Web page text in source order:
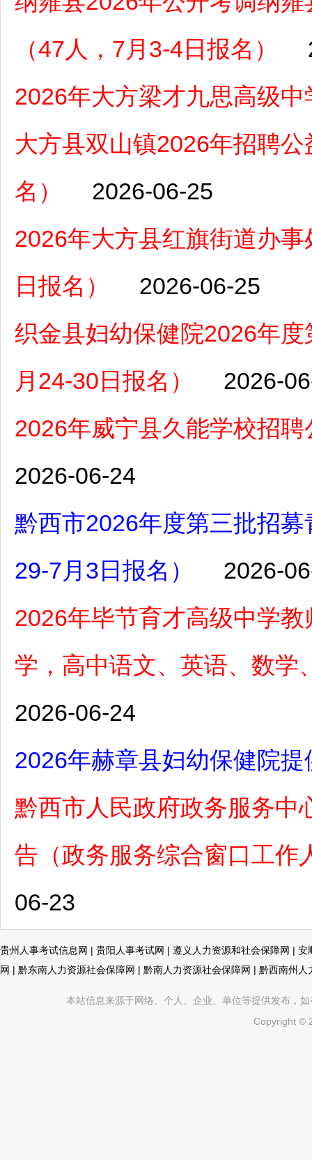
（47人，7月3-4日报名）
2026年大方梁才九思高级
大方县双山镇2026年招聘
名）
2026-06-25
2026年大方县红旗街道办
日报名）
2026-06-25
织金县妇幼保健院2026年
月24-30日报名）
2026-
2026年威宁县久能学校招
2026-06-24
黔西市2026年度第三批招
29-7月3日报名）
2026-
2026年毕节育才高级中学
学，高中语文、英语、数学
2026-06-24
2026年赫章县妇幼保健院
黔西市人民政府政务服务中
告（政务服务综合窗口工作
06-23
贵州人事考试信息网 | 贵阳人事考试网 | 遵义人力资源和社会保障网 | 安
网 | 黔东南人力资源社会保障网 | 黔南人力资源社会保障网 | 黔西南州人
本站信息来源于网络、个人、企业、单位等提供发布，
Copyright ©